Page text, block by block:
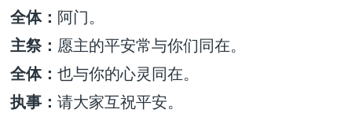
全体： 阿门。
主祭： 愿主的平安常与你们同在。
全体： 也与你的心灵同在。
执事： 请大家互祝平安。